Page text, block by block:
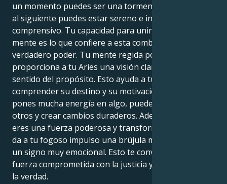
un momento puedes ser una tormenta de energía, y
al siguiente puedes estar sereno e increíblemente
comprensivo. Tu capacidad para unir el corazón y la
mente es lo que confiere a esta combinación su
verdadero poder. Tu mente regida por Piscis
proporciona a tu Aries una visión clara y un fuerte
sentido del propósito. Esto ayuda a tu Aries a
comprender su destino y su motivación. Cuando
pones mucha energía en algo, puedes motivar a
otros y crear cambios duraderos. Además de líder,
eres una fuerza poderosa y transformadora. Piscis le
da a tu fogoso impulso una brújula moral porque es
un signo muy emocional. Esto te convierte en una
fuerza comprometida con la justicia y la búsqueda de
la verdad.